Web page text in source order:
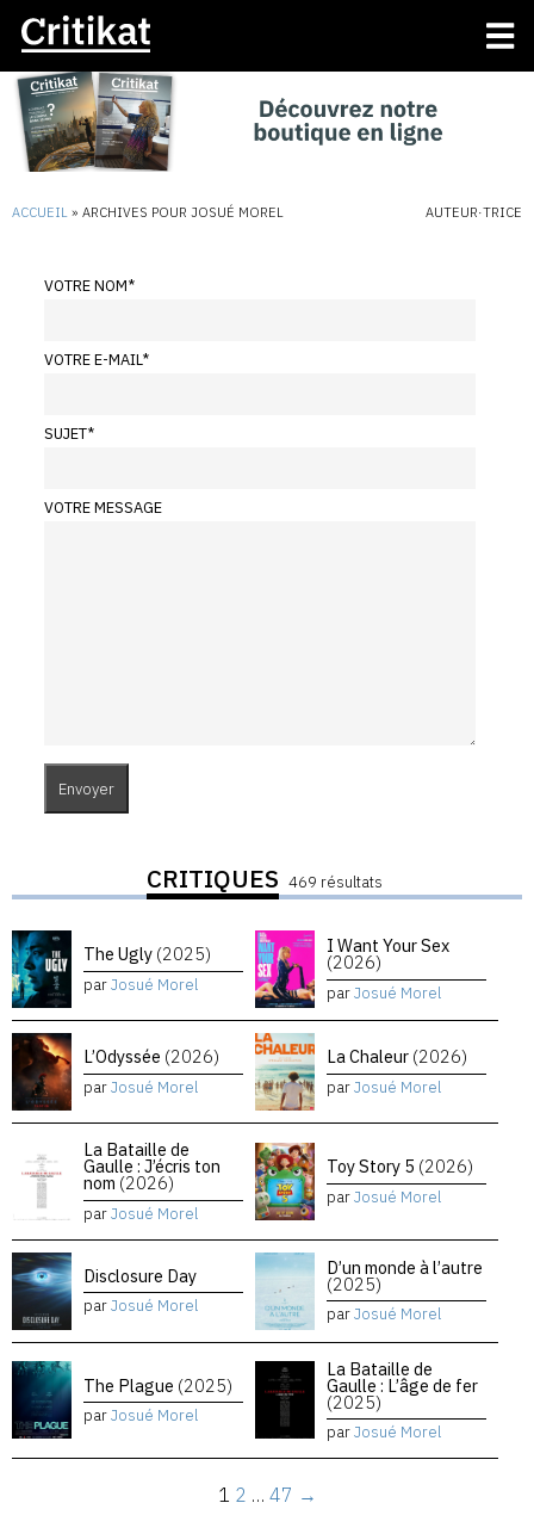
ACCUEIL » ARCHIVES POUR JOSUÉ MOREL AUTEUR·TRICE
VOTRE NOM*
VOTRE E-MAIL*
SUJET*
VOTRE MESSAGE
CRITIQUES 469 résultats
The Ugly (2025)
parJosué Morel
I Want Your Sex
(2026)
parJosué Morel
L’Odyssée (2026)
parJosué Morel
La Chaleur (2026)
parJosué Morel
La Bataille de
Gaulle : J’écris ton
nom (2026)
parJosué Morel
Toy Story 5 (2026)
parJosué Morel
Disclosure Day
parJosué Morel
D’un monde à l’autre
(2025)
parJosué Morel
The Plague (2025)
parJosué Morel
La Bataille de
Gaulle : L’âge de fer
(2025)
parJosué Morel
1 2 … 47 →